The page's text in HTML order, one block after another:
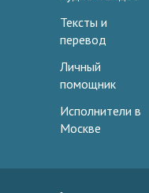
Тексты и
перевод
Личный
помощник
Исполнители в
Москве